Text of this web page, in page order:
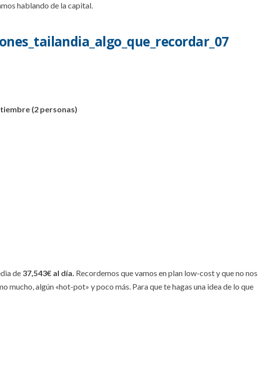
hablando de la capital.
(2 personas)
de 37,543€ al día. Recordemos que vamos en plan low-cost y que no nos
mucho, algún «hot-pot» y poco más. Para que te hagas una idea de lo que